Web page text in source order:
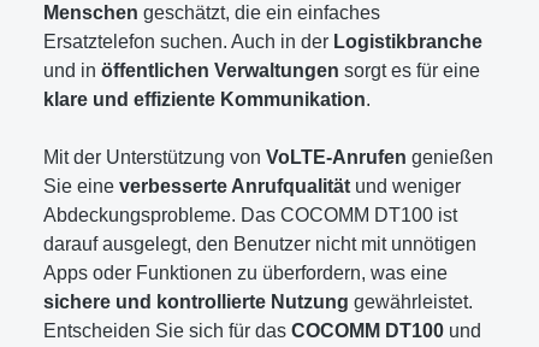
Menschen geschätzt, die ein einfaches
Ersatztelefon suchen. Auch in der Logistikbranche
und in öffentlichen Verwaltungen sorgt es für eine
klare und effiziente Kommunikation.
Mit der Unterstützung von VoLTE-Anrufen genießen
Sie eine verbesserte Anrufqualität und weniger
Abdeckungsprobleme. Das COCOMM DT100 ist
darauf ausgelegt, den Benutzer nicht mit unnötigen
Apps oder Funktionen zu überfordern, was eine
sichere und kontrollierte Nutzung gewährleistet.
Entscheiden Sie sich für das COCOMM DT100 und